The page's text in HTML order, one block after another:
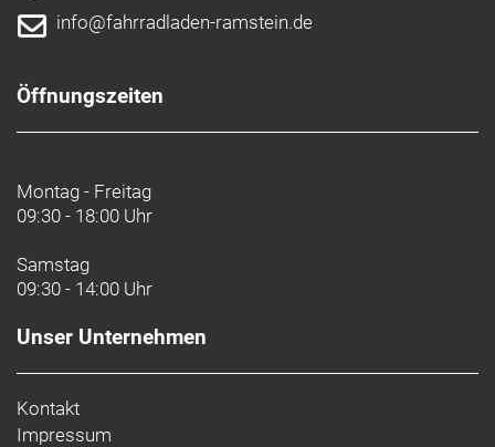
info@fahrradladen-ramstein.de
Öffnungszeiten
Montag - Freitag
09:30 - 18:00 Uhr
Samstag
09:30 - 14:00 Uhr
Unser Unternehmen
Kontakt
Impressum